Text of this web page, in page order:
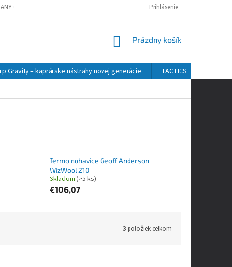
OSOBNÝCH ÚDAJOV Prihlásenie
NÁKUPNÝ
Prázdny košík
Gravity – kaprárske nástrahy novej generácie TACTICS
Termo nohavice Geoff Anderson
WizWool 210
Skladom (>5 ks)
€106,07
3 položiek celkom